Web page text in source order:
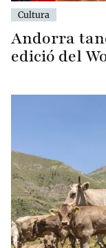
Cultura
Andorra
edició del